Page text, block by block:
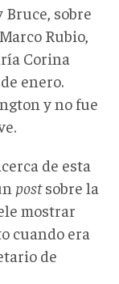
Bruce, sobre
Rubio,
Corina
enero.
y no fue
de esta
postsobre la
mostrar
cuando era
de